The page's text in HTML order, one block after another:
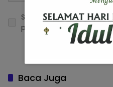
Simpan nama, email,
peramban ini untuk
Baca Juga